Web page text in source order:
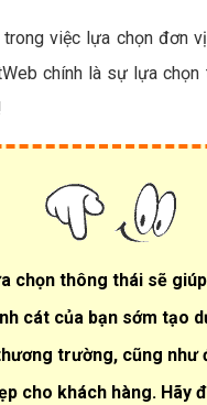
việc lựa chọn đơn
chính là sự lựa chọn
chọn thông thái sẽ
cát của bạn sớm tạo
trường, cũng như
cho khách hàng. Hãy